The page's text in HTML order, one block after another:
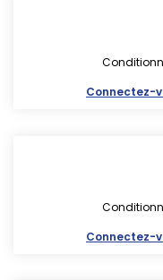
Connectez-
Connectez-